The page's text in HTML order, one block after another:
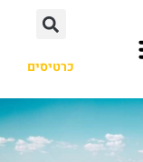
כרטיסים